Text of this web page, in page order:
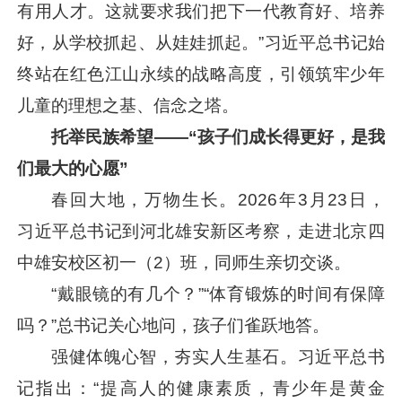
有用人才。这就要求我们把下一代教育好、培养
好，从学校抓起、从娃娃抓起。”习近平总书记始
终站在红色江山永续的战略高度，引领筑牢少年
儿童的理想之基、信念之塔。
托举民族希望——“孩子们成长得更好，是我
们最大的心愿”
春回大地，万物生长。2026年3月23日，
习近平总书记到河北雄安新区考察，走进北京四
中雄安校区初一（2）班，同师生亲切交谈。
“戴眼镜的有几个？”“体育锻炼的时间有保障
吗？”总书记关心地问，孩子们雀跃地答。
强健体魄心智，夯实人生基石。 习近平总书
记指出：“提高人的健康素质，青少年是黄金